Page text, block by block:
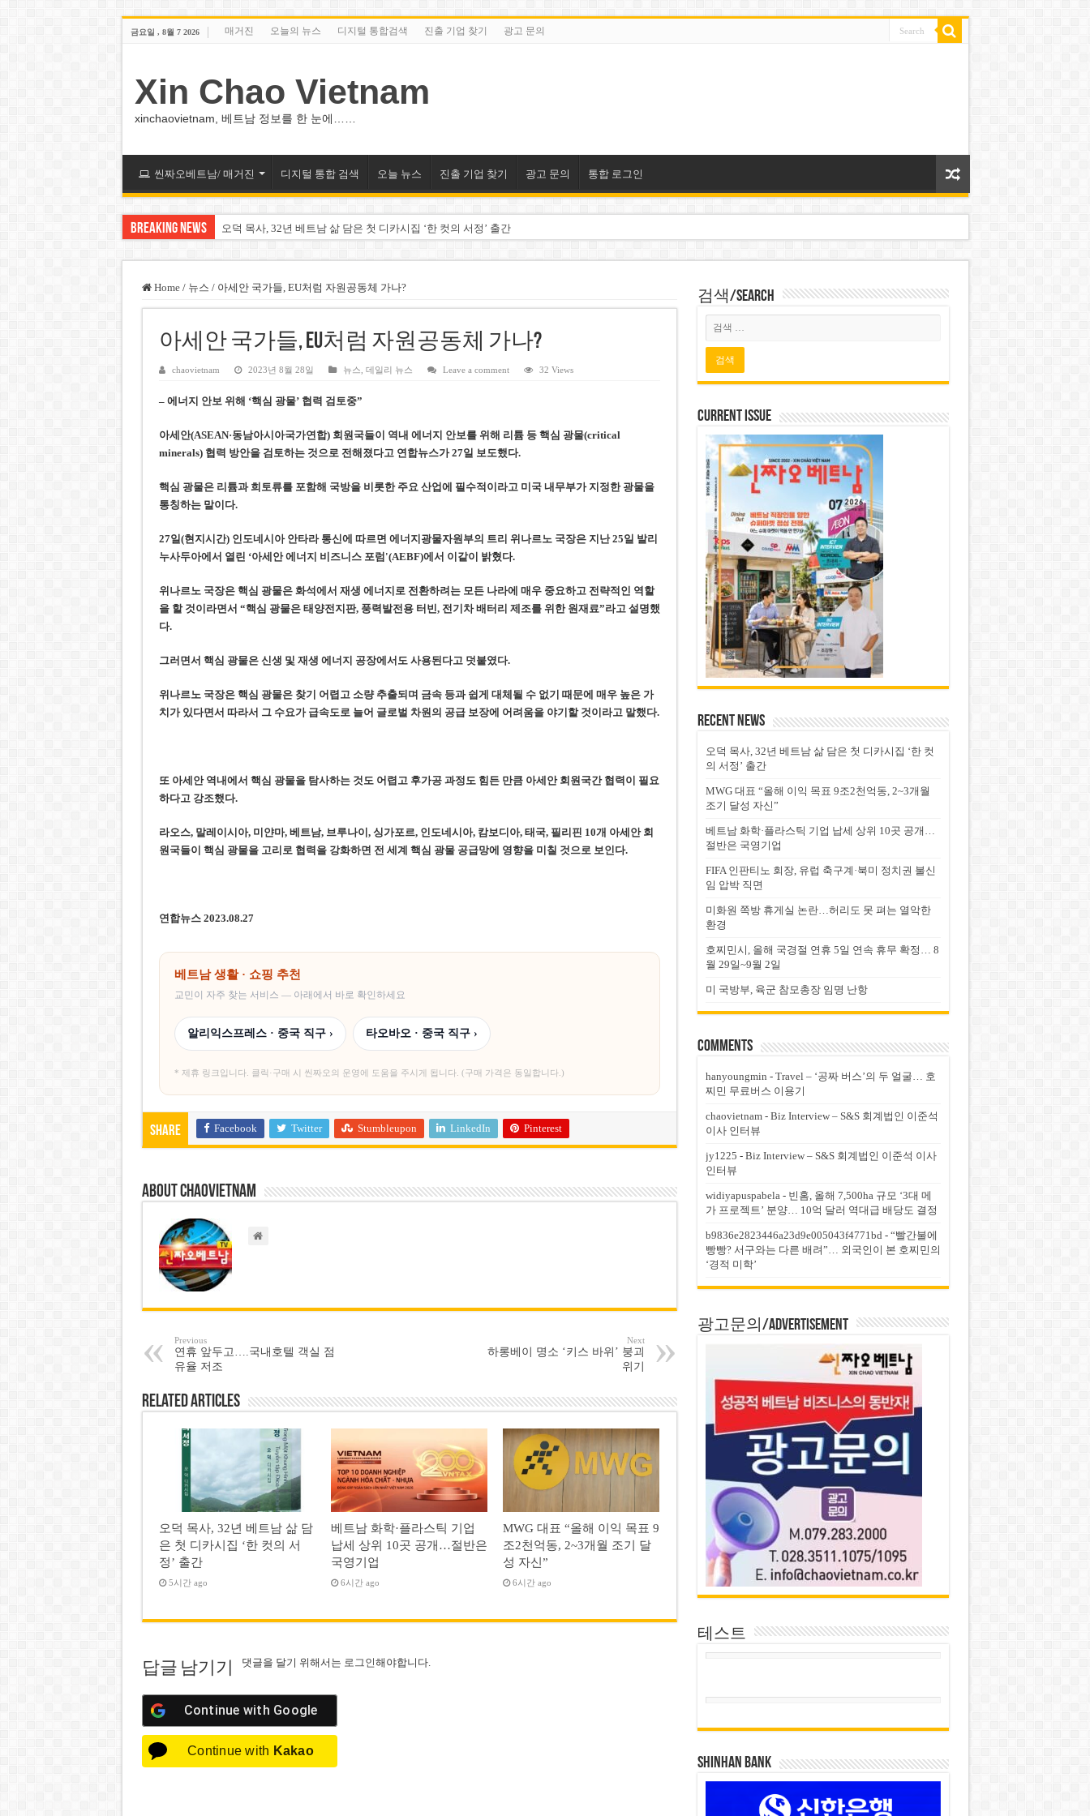
금요일 , 8월 7 2026 매거진 오늘의 뉴스 디지털 통합검색 진출 기업 찾기 광고 문의
Xin Chao Vietnam
xinchaovietnam, 베트남 정보를 한 눈에……
씬짜오베트남/ 매거진 디지털 통합 검색 오늘 뉴스 진출 기업 찾기 광고 문의 통합 로그인
Breaking News 오덕 목사, 32년 베트남 삶 담은 첫 디카시집 ‘한 컷의 서정’ 출간
MWG 대표 “올해 이익 목표 9조2천억동, 2~3개월 조기 달성 자신”
FIFA 인판티노 회장, 유럽 축구계·북미 정치권 불신임 압박 직면
미화원 쪽방 휴게실 논란…허리도 못 펴는 열악한 환경
호찌민시, 올해 국경절 연휴 5일 연속 휴무 확정… 8월 29일~9월 2일
우크라이나 전황 1,623일: 키이우, 탄도미사일 요격 실패…드론, 모스크바 집중 공격
미 국방부, 육군 참모총장 임명 난항
Home / 뉴스 / 아세안 국가들, EU처럼 자원공동체 가나?
아세안 국가들, EU처럼 자원공동체 가나?
chaovietnam 2023년 8월 28일 뉴스 데일리 뉴스 Leave a comment 32 Views
– 에너지 안보 위해 ‘핵심 광물’ 협력 검토중”
아세안(ASEAN·동남아시아국가연합) 회원국들이 역내 에너지 안보를 위해 리튬 등 핵심 광물(critical
minerals) 협력 방안을 검토하는 것으로 전해졌다고 연합뉴스가 27일 보도했다.
핵심 광물은 리튬과 희토류를 포함해 국방을 비롯한 주요 산업에 필수적이라고 미국 내무부가 지정한 광물을
통칭하는 말이다.
27일(현지시간) 인도네시아 안타라 통신에 따르면 에너지광물자원부의 트리 위나르노 국장은 지난 25일 발리
누사두아에서 열린 ‘아세안 에너지 비즈니스 포럼'(AEBF)에서 이같이 밝혔다.
위나르노 국장은 핵심 광물은 화석에서 재생 에너지로 전환하려는 모든 나라에 매우 중요하고 전략적인 역할
을 할 것이라면서 “핵심 광물은 태양전지판, 풍력발전용 터빈, 전기차 배터리 제조를 위한 원재료”라고 설명했
다.
그러면서 핵심 광물은 신생 및 재생 에너지 공장에서도 사용된다고 덧붙였다.
위나르노 국장은 핵심 광물은 찾기 어렵고 소량 추출되며 금속 등과 쉽게 대체될 수 없기 때문에 매우 높은 가
치가 있다면서 따라서 그 수요가 급속도로 늘어 글로벌 차원의 공급 보장에 어려움을 야기할 것이라고 말했다.
또 아세안 역내에서 핵심 광물을 탐사하는 것도 어렵고 후가공 과정도 힘든 만큼 아세안 회원국간 협력이 필요
하다고 강조했다.
라오스, 말레이시아, 미얀마, 베트남, 브루나이, 싱가포르, 인도네시아, 캄보디아, 태국, 필리핀 10개 아세안 회
원국들이 핵심 광물을 고리로 협력을 강화하면 전 세계 핵심 광물 공급망에 영향을 미칠 것으로 보인다.
연합뉴스 2023.08.27
베트남 생활 · 쇼핑 추천
교민이 자주 찾는 서비스 — 아래에서 바로 확인하세요
알리익스프레스 · 중국 직구 › 타오바오 · 중국 직구 ›
* 제휴 링크입니다. 클릭·구매 시 씬짜오의 운영에 도움을 주시게 됩니다. (구매 가격은 동일합니다.)
Share Facebook Twitter Stumbleupon LinkedIn Pinterest
About chaovietnam
Previous
연휴 앞두고….국내호텔 객실 점
유율 저조
Next
하롱베이 명소 ‘키스 바위’ 붕괴
위기
Related Articles
오덕 목사, 32년 베트남 삶 담
은 첫 디카시집 ‘한 컷의 서
정’ 출간
5시간 ago
베트남 화학·플라스틱 기업
납세 상위 10곳 공개…절반은
국영기업
6시간 ago
MWG 대표 “올해 이익 목표 9
조2천억동, 2~3개월 조기 달
성 자신”
6시간 ago
답글 남기기 댓글을 달기 위해서는 로그인해야합니다.
Continue with Google
Continue with Kakao
검색/Search
Current Issue
Recent News
오덕 목사, 32년 베트남 삶 담은 첫 디카시집 ‘한 컷
의 서정’ 출간
MWG 대표 “올해 이익 목표 9조2천억동, 2~3개월
조기 달성 자신”
베트남 화학·플라스틱 기업 납세 상위 10곳 공개…
절반은 국영기업
FIFA 인판티노 회장, 유럽 축구계·북미 정치권 불신
임 압박 직면
미화원 쪽방 휴게실 논란…허리도 못 펴는 열악한
환경
호찌민시, 올해 국경절 연휴 5일 연속 휴무 확정… 8
월 29일~9월 2일
미 국방부, 육군 참모총장 임명 난항
Comments
hanyoungmin - Travel – ‘공짜 버스’의 두 얼굴… 호
찌민 무료버스 이용기
chaovietnam- Biz Interview – S&S 회계법인 이준석
이사 인터뷰
jy1225 - Biz Interview – S&S 회계법인 이준석 이사
인터뷰
widiyapuspabela- 빈홈, 올해 7,500ha 규모 ‘3대 메
가 프로젝트’ 분양… 10억 달러 역대급 배당도 결정
b9836e2823446a23d9e005043f4771bd- “빨간불에
빵빵? 서구와는 다른 배려”… 외국인이 본 호찌민의
‘경적 미학’
광고문의/Advertisement
테스트
SHINHAN BANK